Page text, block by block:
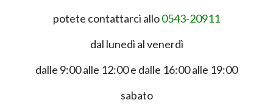
potete contattarci allo0543-20911
dal lunedì al venerdì
dalle 9:00 alle 12:00 e dalle 16:00 alle 19:00
sabato